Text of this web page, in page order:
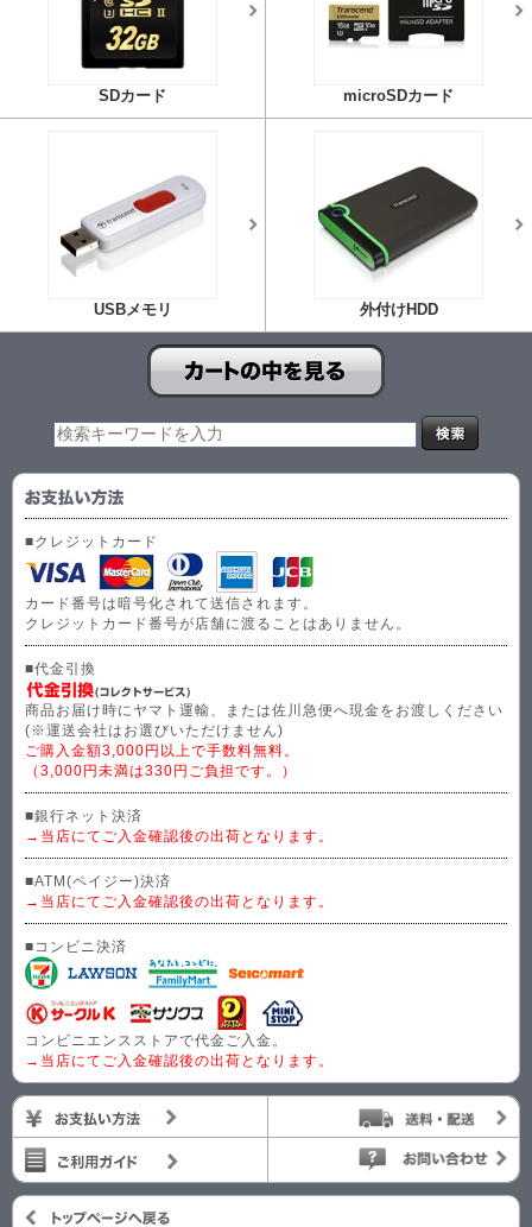
SDカード microSDカード
USBメモリ 外付けHDD
■クレジットカード
カード番号は暗号化されて送信されます。
クレジットカード番号が店舗に渡ることはありません。
■代金引換
商品お届け時にヤマト運輸、または佐川急便へ現金をお渡しください
(※運送会社はお選びいただけません)
ご購入金額3,000円以上で手数料無料。
（3,000円未満は330円ご負担です。）
■銀行ネット決済
→当店にてご入金確認後の出荷となります。
■ATM(ペイジー)決済
→当店にてご入金確認後の出荷となります。
■コンビニ決済
コンビニエンスストアで代金ご入金。
→当店にてご入金確認後の出荷となります。